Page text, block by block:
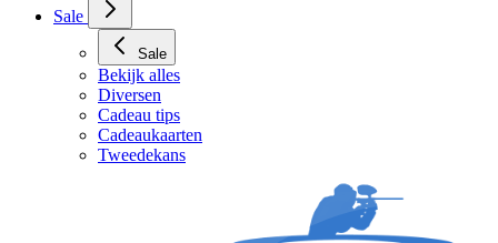
Archery Tag Verhuur
Sale
Bekijk alles
Diversen
Cadeau tips
Cadeaukaarten